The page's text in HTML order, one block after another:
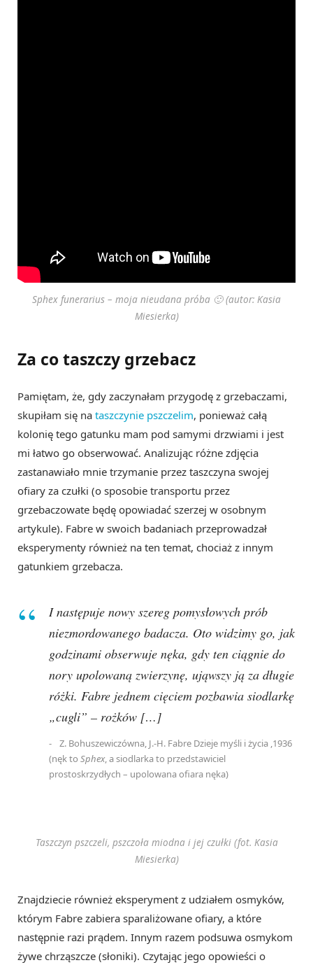
Sphex funerarius – moja nieudana próba 🙂 (autor: Kasia
Miesierka)
Za co taszczy grzebacz
Pamiętam, że, gdy zaczynałam przygodę z grzebaczami,
skupiłam się na taszczynie pszczelim, ponieważ całą
kolonię tego gatunku mam pod samymi drzwiami i jest
mi łatwo go obserwować. Analizując różne zdjęcia
zastanawiało mnie trzymanie przez taszczyna swojej
ofiary za czułki (o sposobie transportu przez
grzebaczowate będę opowiadać szerzej w osobnym
artykule). Fabre w swoich badaniach przeprowadzał
eksperymenty również na ten temat, chociaż z innym
gatunkiem grzebacza.
I następuje nowy szereg pomysłowych prób
niezmordowanego badacza. Oto widzimy go, jak
godzinami obserwuje nęka, gdy ten ciągnie do
nory upolowaną zwierzynę, ująwszy ją za długie
różki. Fabre jednem cięciem pozbawia siodlarkę
„cugli” – rożków […]
Z. Bohuszewiczówna, J.-H. Fabre Dzieje myśli i życia ,1936
(nęk to Sphex, a siodlarka to przedstawiciel
prostoskrzydłych – upolowana ofiara nęka)
Taszczyn pszczeli, pszczoła miodna i jej czułki (fot. Kasia
Miesierka)
Znajdziecie również eksperyment z udziałem osmyków,
którym Fabre zabiera sparaliżowane ofiary, a które
następnie razi prądem. Innym razem podsuwa osmykom
żywe chrząszcze (słoniki). Czytając jego opowieści o